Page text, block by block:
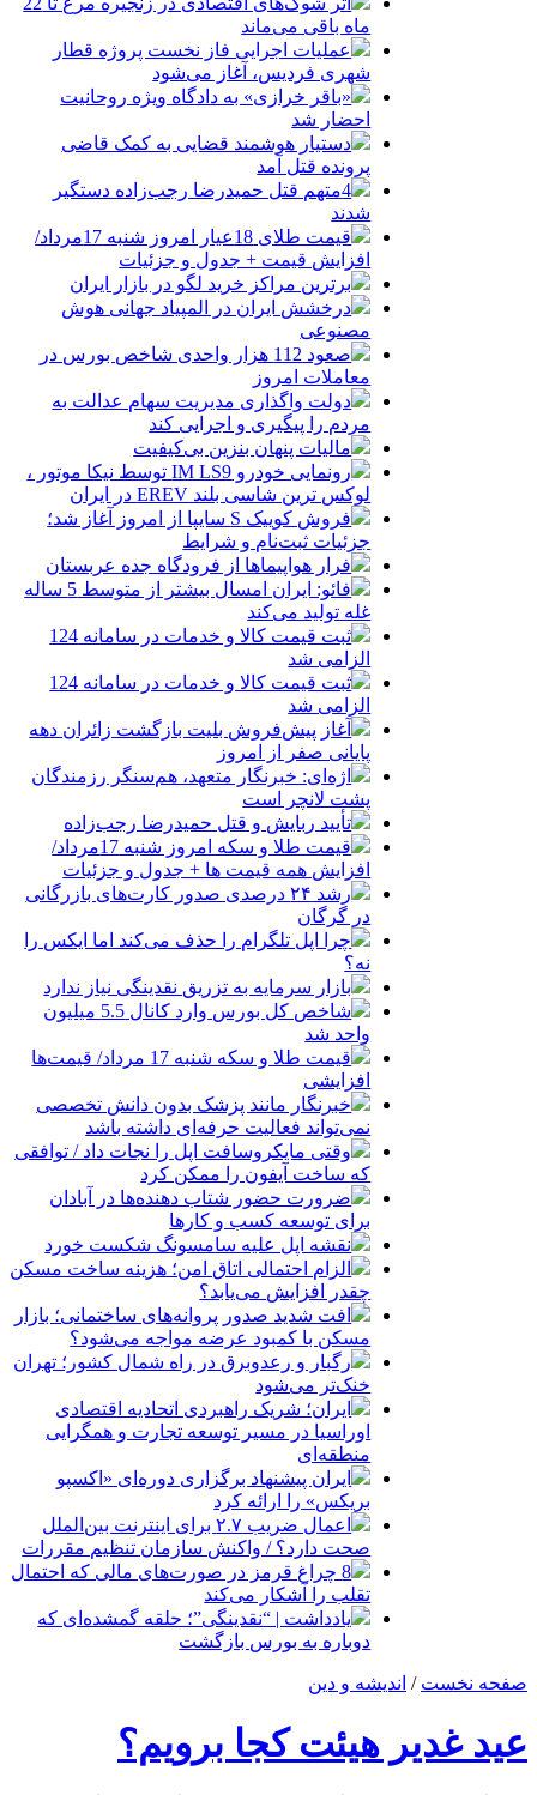
ماه باقی می‌ماند
عملیات اجرایی فاز نخست پروژه قطار
شهری فردیس، آغاز می‌شود
«باقر خرازی» به دادگاه ویژه روحانیت
احضار شد
دستیار هوشمند قضایی به کمک قاضی
پرونده قتل آمد
4متهم قتل حمیدرضا رجب‌زاده دستگیر
شدند
قیمت طلای 18عیار امروز شنبه 17مرداد/
افزایش قیمت + جدول و جزئیات
برترین مراکز خرید لگو در بازار ایران
درخشش ایران در المپیاد جهانی هوش
مصنوعی
صعود 112 هزار واحدی شاخص بورس در
معاملات امروز
دولت واگذاری مدیریت سهام عدالت به
مردم را پیگیری و اجرایی کند
مالیات پنهان بنزین بی‌کیفیت
رونمایی خودرو IM LS9 توسط نیکا موتور ،
لوکس ترین شاسی بلند EREV در ایران
فروش کوییک S سایپا از امروز آغاز شد؛
جزئیات ثبت‌نام و شرایط
فرار هواپیماها از فرودگاه جده عربستان
فائو: ایران امسال بیشتر از متوسط 5 ساله
غله تولید می‌کند
ثبت قیمت کالا و خدمات در سامانه 124
الزامی شد
ثبت قیمت کالا و خدمات در سامانه 124
الزامی شد
آغاز پیش‌فروش بلیت بازگشت زائران دهه
پایانی صفر از امروز
اژه‌ای: خبرنگار متعهد، هم‌سنگر رزمندگان
پشت لانچر است
تأیید ربایش و قتل حمیدرضا رجب‌زاده
قیمت طلا و سکه امروز شنبه 17مرداد/
افزایش همه قیمت ها + جدول و جزئیات
رشد ۲۴ درصدی صدور کارت‌های بازرگانی
در گرگان
چرا اپل تلگرام را حذف می‌کند اما ایکس را
نه؟
بازار سرمایه به تزریق نقدینگی نیاز ندارد
شاخص کل بورس وارد کانال 5.5 میلیون
واحد شد
قیمت طلا و سکه شنبه 17 مرداد/ قیمت‌ها
افزایشی
خبرنگار مانند پزشک بدون دانش تخصصی
نمی‌تواند فعالیت حرفه‌ای داشته باشد
وقتی مایکروسافت اپل را نجات داد / توافقی
که ساخت آیفون را ممکن کرد
ضرورت حضور شتاب ‌دهنده‌ها در آبادان
برای توسعه کسب‌ و کارها
نقشه اپل علیه سامسونگ شکست خورد
الزام احتمالی اتاق امن؛ هزینه ساخت مسکن
چقدر افزایش می‌یابد؟
افت شدید صدور پروانه‌های ساختمانی؛ بازار
مسکن با کمبود عرضه مواجه می‌شود؟
رگبار و رعدوبرق در راه شمال کشور؛ تهران
خنک‌تر می‌شود
ایران؛ شریک راهبردی اتحادیه اقتصادی
اوراسیا در مسیر توسعه تجارت و همگرایی
منطقه‌ای
ایران پیشنهاد برگزاری دوره‌ای «اکسپو
بریکس» را ارائه کرد
اعمال ضریب ۲.۷ برای اینترنت بین‌الملل
صحت دارد؟ / واکنش سازمان تنظیم مقررات
8 چراغ قرمز در صورت‌های مالی که احتمال
تقلب را آشکار می‌کند
یادداشت | “نقدینگی”؛ حلقه گمشده‌ای که
دوباره به بورس بازگشت
صفحه نخست / اندیشه و دین
عید غدیر هیئت کجا برویم؟